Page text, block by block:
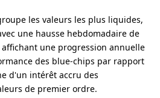
les valeurs les plus liquides,
une hausse hebdomadaire de
affichant une progression annuelle
des blue-chips par rapport
d'un intérêt accru des
de premier ordre.